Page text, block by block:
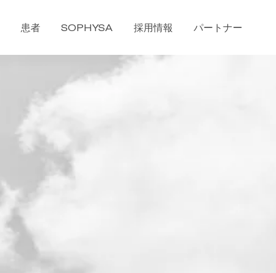
患者 SOPHYSA 採用情報 パートナー